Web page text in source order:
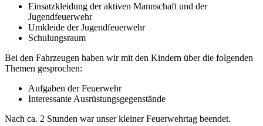
Einsatzkleidung der aktiven Mannschaft und der
Jugendfeuerwehr
Umkleide der Jugendfeuerwehr
Schulungsraum
Bei den Fahrzeugen haben wir mit den Kindern über die folgenden
Themen gesprochen:
Aufgaben der Feuerwehr
Interessante Ausrüstungsgegenstände
Nach ca. 2 Stunden war unser kleiner Feuerwehrtag beendet.